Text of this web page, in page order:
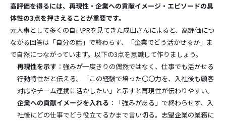
高評価を得るには、再現性・企業への貢献イメージ・エピソードの具
体性の3点を押さえることが重要です。
元人事として多くの自己PRを見てきた成田さんによると、高評価につ
ながる回答は「自分の話」で終わらず、「企業でどう活かせるか」ま
で自然につながっています。以下の3点を意識して作りましょう。
再現性を示す ：強みが一度きりの偶然ではなく、仕事でも活かせる
行動特性だと伝える。「この経験で培った〇〇力を、入社後も顧客
対応やチーム連携に活かしたい」と示すと再現性が伝わりやすい。
企業への貢献イメージを入れる ：「強みがある」で終わらせず、入
社後にどの仕事でどう役立てるかまで言い切る。志望企業の業務に